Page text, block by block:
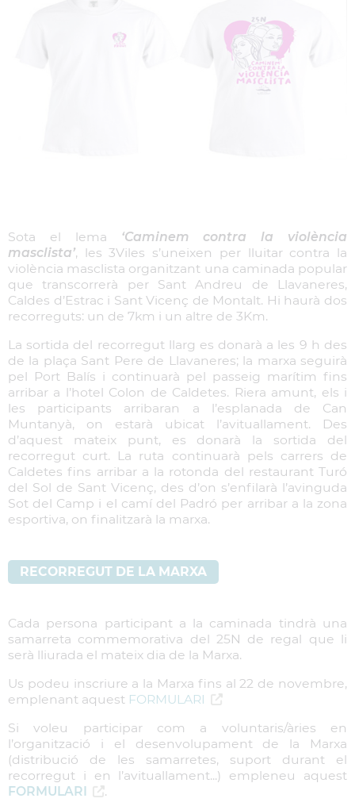
Sota el lema ‘Caminem contra la violència
masclista’, les 3Viles s’uneixen per lluitar contra la
violència masclista organitzant una caminada popular
que transcorrerà per Sant Andreu de Llavaneres,
Caldes d’Estrac i Sant Vicenç de Montalt. Hi haurà dos
recorreguts: un de 7km i un altre de 3Km.
La sortida del recorregut llarg es donarà a les 9 h des
de la plaça Sant Pere de Llavaneres; la marxa seguirà
pel Port Balís i continuarà pel passeig marítim fins
arribar a l’hotel Colon de Caldetes. Riera amunt, els i
les participants arribaran a l’esplanada de Can
Muntanyà, on estarà ubicat l’avituallament. Des
d’aquest mateix punt, es donarà la sortida del
recorregut curt. La ruta continuarà pels carrers de
Caldetes fins arribar a la rotonda del restaurant Turó
del Sol de Sant Vicenç, des d’on s’enfilarà l’avinguda
Sot del Camp i el camí del Padró per arribar a la zona
esportiva, on finalitzarà la marxa.
RECORREGUT DE LA MARXA
Cada persona participant a la caminada tindrà una
samarreta commemorativa del 25N de regal que li
serà lliurada el mateix dia de la Marxa.
Us podeu inscriure a la Marxa fins al 22 de novembre,
emplenant aquest FORMULARI
Si voleu participar com a voluntaris/àries en
l’organització i el desenvolupament de la Marxa
(distribució de les samarretes, suport durant el
recorregut i en l’avituallament...) empleneu aquest
FORMULARI
.